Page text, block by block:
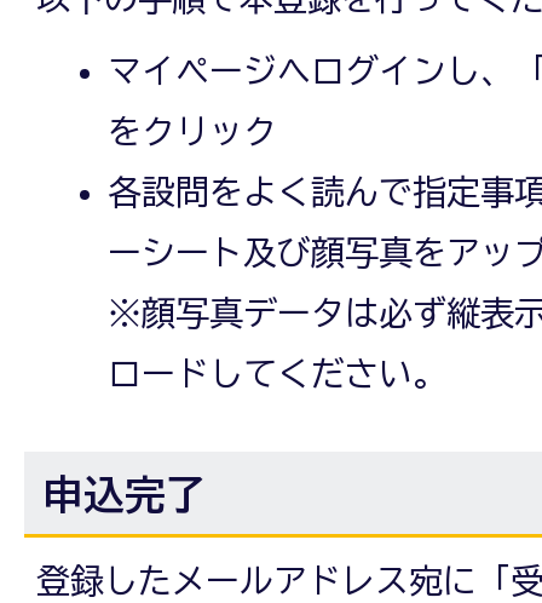
マイページへログインし、
をクリック
各設問をよく読んで指定事
ーシート及び顔写真をアッ
※顔写真データは必ず縦表
ロードしてください。
申込完了
登録したメールアドレス宛に「